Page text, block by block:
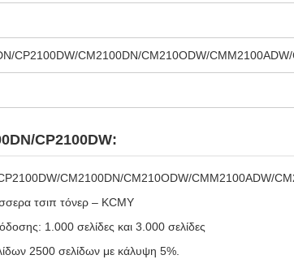
CP2100DW/CM2100DN/CM210ODW/
CP2100DW:
CM2100DN/CM210ODW/CMM2100ADW/
τσιπ τόνερ – KCMY
1.000 σελίδες και 3.000 σελίδες
2500 σελίδων με κάλυψη 5%.